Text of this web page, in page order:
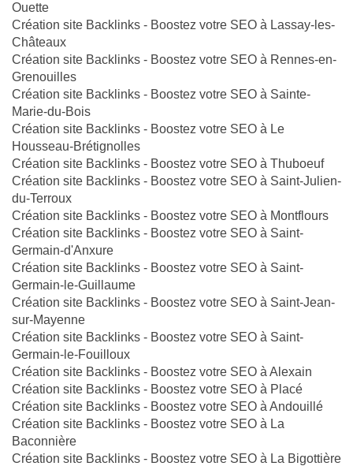
Ouette
Création site Backlinks - Boostez votre SEO à Lassay-les-
Châteaux
Création site Backlinks - Boostez votre SEO à Rennes-en-
Grenouilles
Création site Backlinks - Boostez votre SEO à Sainte-
Marie-du-Bois
Création site Backlinks - Boostez votre SEO à Le
Housseau-Brétignolles
Création site Backlinks - Boostez votre SEO à Thuboeuf
Création site Backlinks - Boostez votre SEO à Saint-Julien-
du-Terroux
Création site Backlinks - Boostez votre SEO à Montflours
Création site Backlinks - Boostez votre SEO à Saint-
Germain-d'Anxure
Création site Backlinks - Boostez votre SEO à Saint-
Germain-le-Guillaume
Création site Backlinks - Boostez votre SEO à Saint-Jean-
sur-Mayenne
Création site Backlinks - Boostez votre SEO à Saint-
Germain-le-Fouilloux
Création site Backlinks - Boostez votre SEO à Alexain
Création site Backlinks - Boostez votre SEO à Placé
Création site Backlinks - Boostez votre SEO à Andouillé
Création site Backlinks - Boostez votre SEO à La
Baconnière
Création site Backlinks - Boostez votre SEO à La Bigottière